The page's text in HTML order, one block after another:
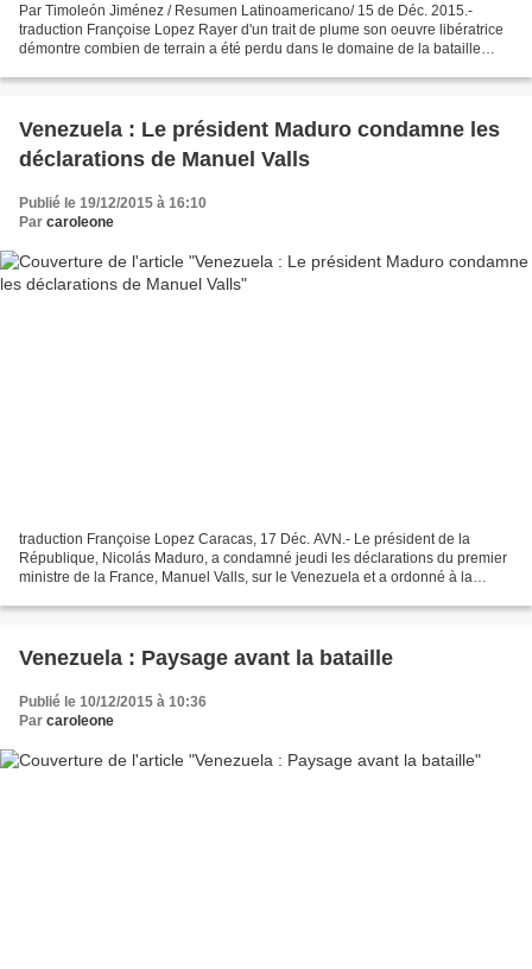
Par Timoleón Jiménez / Resumen Latinoamericano/ 15 de Déc. 2015.-
traduction Françoise Lopez Rayer d'un trait de plume son oeuvre libératrice
démontre combien de terrain a été perdu dans le domaine de la bataille
Venezuela : Le président Maduro condamne les
déclarations de Manuel Valls
Publié le 19/12/2015 à 16:10
Par caroleone
traduction Françoise Lopez Caracas, 17 Déc. AVN.- Le président de la
République, Nicolás Maduro, a condamné jeudi les déclarations du premier
ministre de la France, Manuel Valls, sur le Venezuela et a ordonné à la
Venezuela : Paysage avant la bataille
Publié le 10/12/2015 à 10:36
Par caroleone